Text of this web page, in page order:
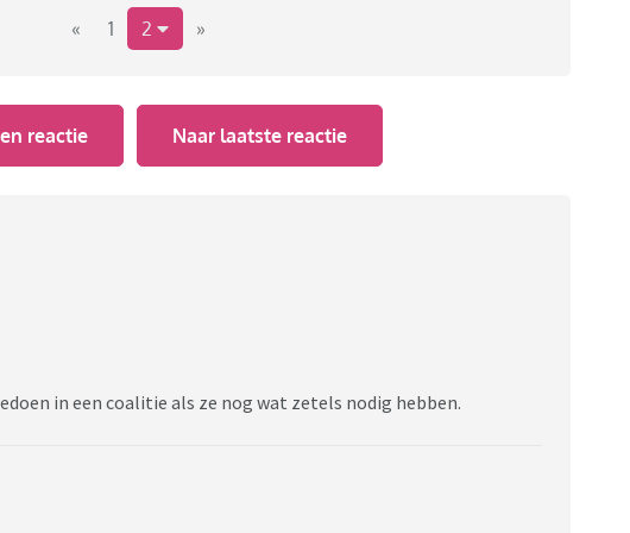
dat is wel echt de keus van mijn hart. En ondanks dat ze kleine
wat voor elkaar in de kamer. Omdat ze een (in mijn ogen)
« 1 2 »
reactie Naar laatste reactie
in een coalitie als ze nog wat zetels nodig hebben.